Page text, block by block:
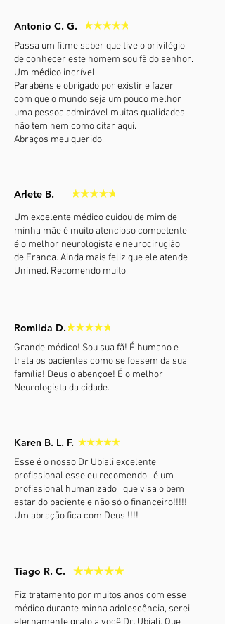
Antonio C. G.
Passa um filme saber que tive o privilégio
de conhecer este homem sou fã do senhor.
Um médico incrível.
Parabéns e obrigado por existir e fazer
com que o mundo seja um pouco melhor
uma pessoa admirável muitas qualidades
não tem nem como citar aqui.
Abraços meu querido.
Arlete B.
Um excelente médico cuidou de mim de
minha mãe é muito atencioso competente
é o melhor neurologista e neurocirugião
de Franca. Ainda mais feliz que ele atende
Unimed. Recomendo muito.
Romilda D.
Grande médico! Sou sua fã! É humano e
trata os pacientes como se fossem da sua
família! Deus o abençoe! É o melhor
Neurologista da cidade.
Karen B. L. F.
Esse é o nosso Dr Ubiali excelente
profissional esse eu recomendo , é um
profissional humanizado , que visa o bem
estar do paciente e não só o financeiro!!!!!
Um abração fica com Deus !!!!
Tiago R. C.
Fiz tratamento por muitos anos com esse
médico durante minha adolescência, serei